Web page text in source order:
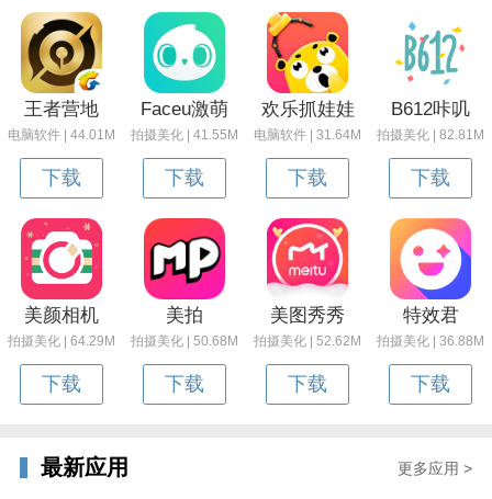
王者营地
电脑软件 | 44.01M
下载
Faceu激萌
拍摄美化 | 41.55M
下载
欢乐抓娃娃
电脑软件 | 31.64M
下载
B612咔叽
拍摄美化 | 82.81M
下载
美颜相机
拍摄美化 | 64.29M
下载
美拍
拍摄美化 | 50.68M
下载
美图秀秀
拍摄美化 | 52.62M
下载
特效君
拍摄美化 | 36.88M
下载
最新应用 更多应用 >